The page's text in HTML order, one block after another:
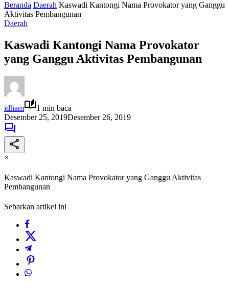
Beranda Daerah Kaswadi Kantongi Nama Provokator yang Ganggu
Aktivitas Pembangunan
Daerah
Kaswadi Kantongi Nama Provokator
yang Ganggu Aktivitas Pembangunan
idham
1 min baca
Desember 25, 2019Desember 26, 2019
×
Kaswadi Kantongi Nama Provokator yang Ganggu Aktivitas
Pembangunan
Sebarkan artikel ini